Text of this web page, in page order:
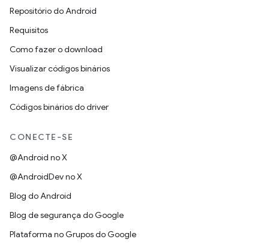
Repositório do Android
Requisitos
Como fazer o download
Visualizar códigos binários
Imagens de fábrica
Códigos binários do driver
CONECTE-SE
@Android no X
@AndroidDev no X
Blog do Android
Blog de segurança do Google
Plataforma no Grupos do Google